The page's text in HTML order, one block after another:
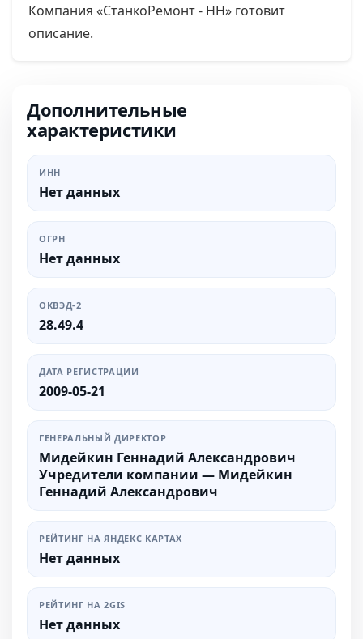
Компания «СтанкоРемонт - НН» готовит
описание.
Дополнительные
характеристики
ИНН
Нет данных
ОГРН
Нет данных
ОКВЭД-2
28.49.4
ДАТА РЕГИСТРАЦИИ
2009-05-21
ГЕНЕРАЛЬНЫЙ ДИРЕКТОР
Мидейкин Геннадий Александрович
Учредители компании — Мидейкин
Геннадий Александрович
РЕЙТИНГ НА ЯНДЕКС КАРТАХ
Нет данных
РЕЙТИНГ НА 2GIS
Нет данных